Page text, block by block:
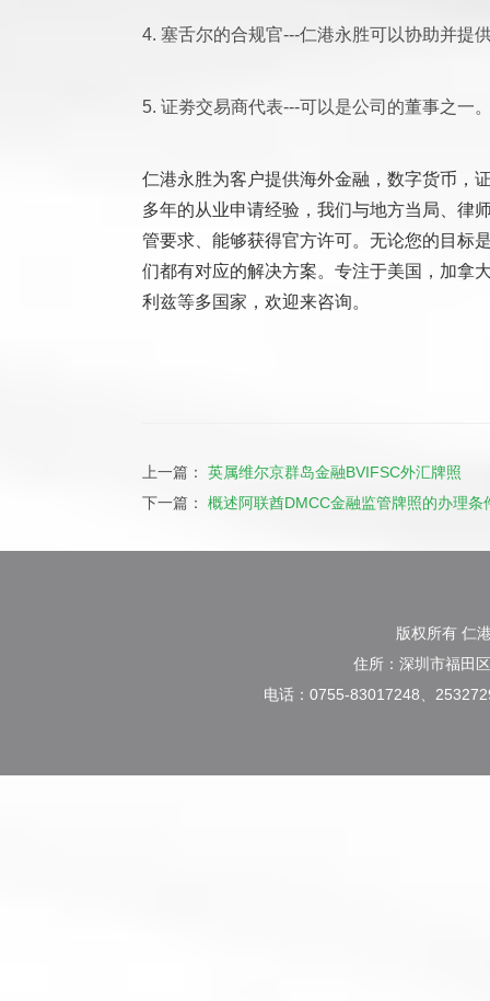
4. 塞舌尔的合规官---仁港永胜可以协助并提
5. 证劵交易商代表---可以是公司的董事之一
仁港永胜为客户提供海外金融，数字货币，
多年的从业申请经验， 我们与地方当局、律
管要求、能够获得官方许可。无论您的目标
们都有对应的解决方案。 专注于美国，加拿
利兹等多国家，欢迎来咨询。
上一篇： 英属维尔京群岛金融BVIFSC外汇牌照
下一篇： 概述阿联酋DMCC金融监管牌照的办理条
版权所有 仁
住所：深圳市福田
电话：0755-83017248、